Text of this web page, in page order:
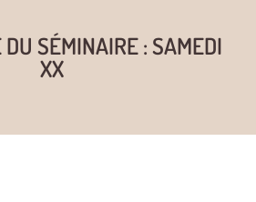
SÉMINAIRE : SAMEDI
XX